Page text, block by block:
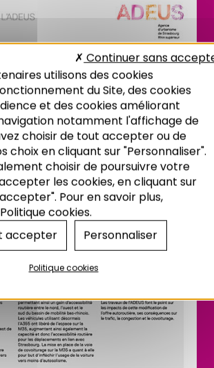
utilisons des cookies
du Site, des cookies
et des cookies améliorant
notamment l'affichage de
choisir de tout accepter ou de
choix en cliquant sur "Personnaliser".
choisir de poursuivre votre
les cookies, en cliquant sur
Pour en savoir plus,
cookies.
accepter
Continuer sans
Personnaliser
Politique cookies